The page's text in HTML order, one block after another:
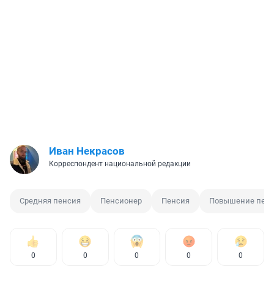
Иван Некрасов
Корреспондент национальной редакции
Средняя пенсия Пенсионер Пенсия Повышение
0 0 0 0 0